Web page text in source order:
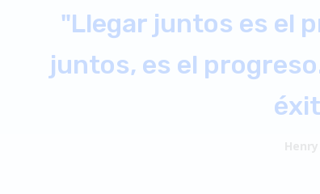
"La cooperación es la
que nadie puede
lo
–